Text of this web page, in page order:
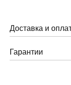
Доставка и
Гарантии